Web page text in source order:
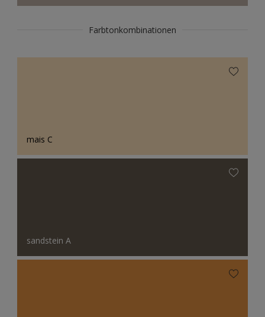
Farbtonkombinationen
mais C
sandstein A